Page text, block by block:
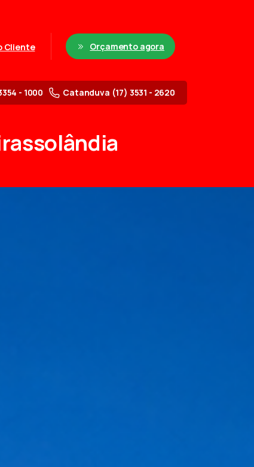
Cliente Orçamento agora
- 1000 Catanduva (17) 3531 - 2620